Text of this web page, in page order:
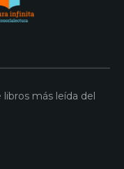
más leída del